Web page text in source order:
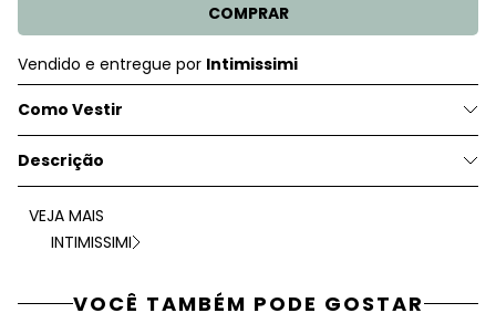
COMPRAR
Vendido e entregue por Intimissimi
Como Vestir
Descrição
VEJA MAIS
INTIMISSIMI
VOCÊ TAMBÉM PODE GOSTAR